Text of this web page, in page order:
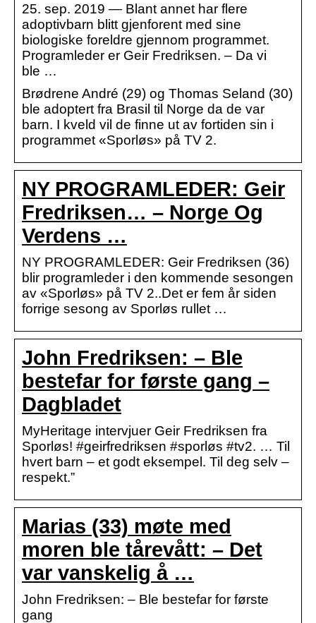
25. sep. 2019 — Blant annet har flere
adoptivbarn blitt gjenforent med sine
biologiske foreldre gjennom programmet.
Programleder er Geir Fredriksen. – Da vi
ble …
Brødrene André (29) og Thomas Seland (30)
ble adoptert fra Brasil til Norge da de var
barn. I kveld vil de finne ut av fortiden sin i
programmet «Sporløs» på TV 2.
NY PROGRAMLEDER: Geir
Fredriksen… – Norge Og
Verdens …
NY PROGRAMLEDER: Geir Fredriksen (36)
blir programleder i den kommende sesongen
av «Sporløs» på TV 2..Det er fem år siden
forrige sesong av Sporløs rullet …
John Fredriksen: – Ble
bestefar for første gang –
Dagbladet
MyHeritage intervjuer Geir Fredriksen fra
Sporløs! #geirfredriksen #sporløs #tv2. … Til
hvert barn – et godt eksempel. Til deg selv –
respekt.”
Marias (33) møte med
moren ble tårevått: – Det
var vanskelig å …
John Fredriksen: – Ble bestefar for første
gang